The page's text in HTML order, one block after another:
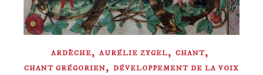
ARDÈCHE, AURÉLIE ZYGEL, CHANT,
CHANT GRÉGORIEN, DÉVELOPPEMENT DE LA VOIX